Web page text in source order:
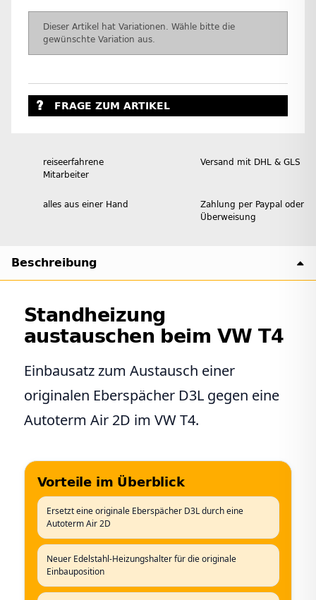
xDieser Artikel hat Variationen. Wähle bitte die
gewünschte Variation aus.
FRAGE ZUM ARTIKEL
reiseerfahrene
Mitarbeiter
Versand mit DHL & GLS
alles aus einer Hand
Zahlung per Paypal oder
Überweisung
Beschreibung
Standheizung
austauschen beim VW T4
Einbausatz zum Austausch einer
originalen Eberspächer D3L gegen eine
Autoterm Air 2D im VW T4.
Vorteile im Überblick
Ersetzt eine originale Eberspächer D3L durch eine
Autoterm Air 2D
Neuer Edelstahl-Heizungshalter für die originale
Einbauposition